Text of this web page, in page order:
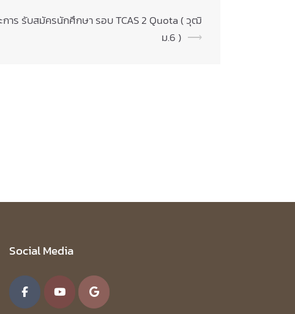
าร รับสมัครนักศึกษา รอบ TCAS 2 Quota ( วุฒิ
ม.6 ) ⟶
Social Media